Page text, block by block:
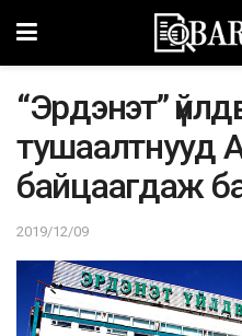
“Эрдэнэт”
тушаалтнууд
байцаагдаж
2019/12/09